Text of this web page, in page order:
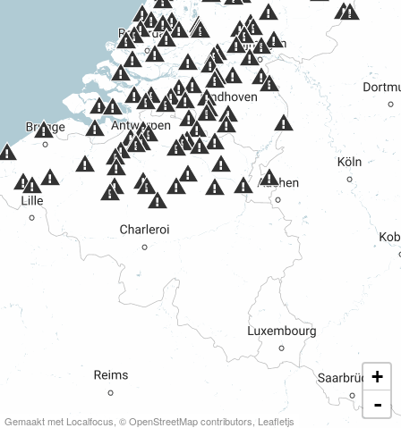
Gemaakt met Localfocus © OpenStreetMap contributors , Leafletjs
+
-